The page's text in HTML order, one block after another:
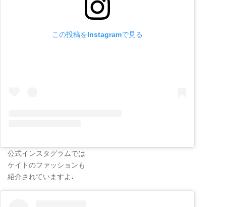
この投稿をInstagramで見る
公式インスタグラムでは
ケイトのファッションも
紹介されていますよ♩